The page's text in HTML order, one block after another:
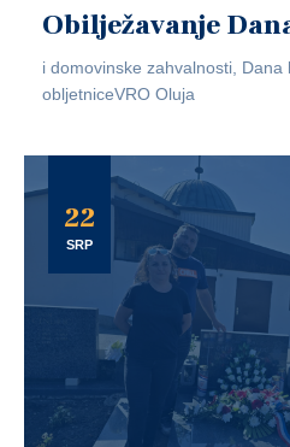
Obilježavanje
i domovinske zahvalnosti, Dana
obljetniceVRO Oluja
22
SRP